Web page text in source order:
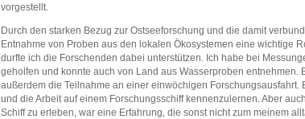
vorgestellt.
Durch den starken Bezug zur Ostseeforschung und die damit
Entnahme von Proben aus den lokalen Ökosystemen eine wichtige
durfte ich die Forschenden dabei unterstützen. Ich habe bei
geholfen und konnte auch von Land aus Wasserproben entnehmen.
außerdem die Teilnahme an einer einwöchigen Forschungsausfahrt.
und die Arbeit auf einem Forschungsschiff kennenzulernen. Aber
Schiff zu erleben, war eine Erfahrung, die sonst nicht zum meinem